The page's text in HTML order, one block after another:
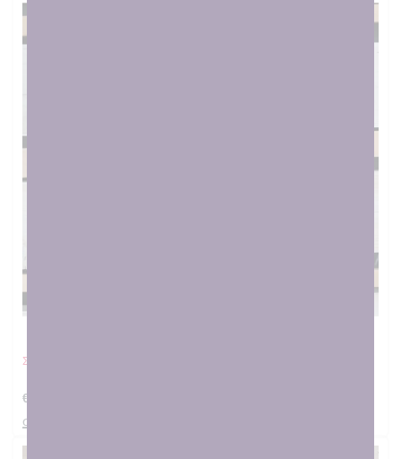
Σαλιάρα Ελεφαντάκι μπλε
€
στο καλαθι